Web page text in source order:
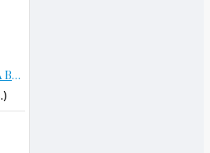
Алтернатор 14V 180A Bosch - A0131545602